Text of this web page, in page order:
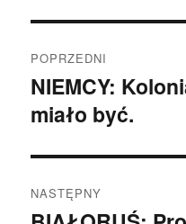
wpisu
POPRZEDNI
Poprzedni
wpis:
NIEMCY:
miało być.
NASTĘPNY
Następny